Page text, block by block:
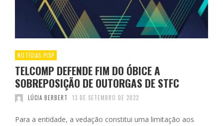
NOTÍCIAS PISP
TELCOMP DEFENDE FIM DO ÓBICE A
SOBREPOSIÇÃO DE OUTORGAS DE STFC
LÚCIA BERBERT 13 DE SETEMBRO DE 2022
Para a entidade, a vedação constitui uma limitação aos